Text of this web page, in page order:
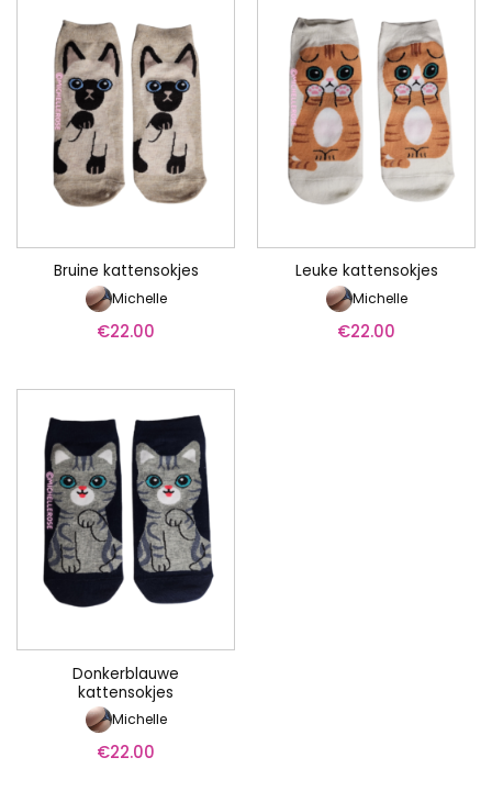
Bruine kattensokjes
Michelle
€22.00
Leuke kattensokjes
Michelle
€22.00
Donkerblauwe
kattensokjes
Michelle
€22.00